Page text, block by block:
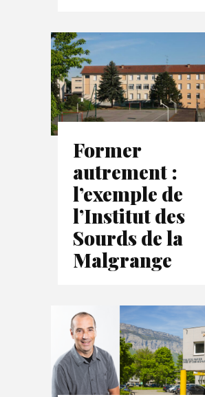
Former
autrement :
l’exemple de
l’Institut des
Sourds de la
Malgrange